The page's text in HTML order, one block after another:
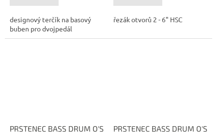
designový terčík na basový
buben pro dvojpedál
řezák otvorů 2 - 6" HSC
PRSTENEC BASS DRUM O'S
PRSTENEC BASS DRUM O'S